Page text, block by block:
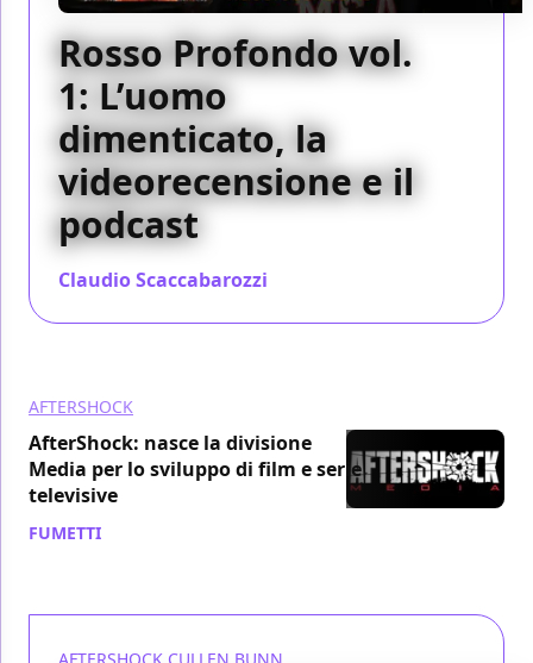
Rosso Profondo vol.
1: L’uomo
dimenticato, la
videorecensione e il
podcast
Claudio Scaccabarozzi
AFTERSHOCK
AfterShock: nasce la divisione
Media per lo sviluppo di film e serie
televisive
FUMETTI